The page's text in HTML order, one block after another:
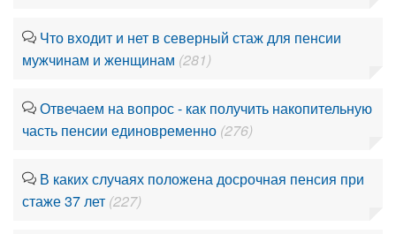
Что входит и нет в северный стаж для пенсии
мужчинам и женщинам (281)
Отвечаем на вопрос - как получить накопительную
часть пенсии единовременно (276)
В каких случаях положена досрочная пенсия при
стаже 37 лет (227)